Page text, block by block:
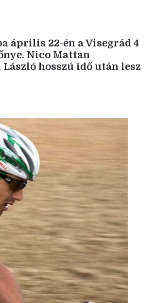
április 22-én a Visegrád 4
Nico Mattan
hosszú idő után lesz